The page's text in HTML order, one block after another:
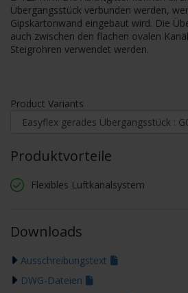
Übergangsstück verbunden werden,
Gipskartonwand eingebaut wird. Die
auch zwischen den flachen ovalen
Steigrohren verwendet werden.
Product Variants
Produktvorteile
Flexibles Luftkanalsystem
Downloads
Ausschreibungstext
DWG-Dateien